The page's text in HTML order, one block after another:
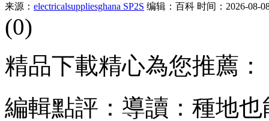
来源： electricalsuppliesghana SP2S 编辑：百科 时间：2026-08-
(0)
精品下載精心為您推薦：
編輯點評：導讀：種地